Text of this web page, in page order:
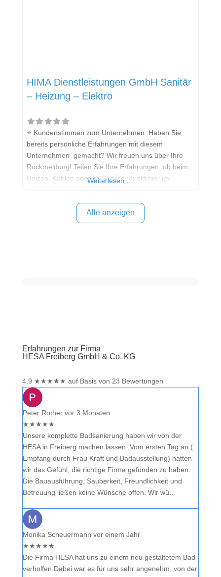
HIMA Dienstleistungen GmbH Sanitär
– Heizung – Elektro
⭐ Kundenstimmen zum Unternehmen Haben Sie
bereits persönliche Erfahrungen mit diesem
Unternehmen gemacht? Wir freuen uns über Ihre
Rückmeldung! Teilen Sie Ihre Erfahrungen, ob beim
Heizen, Kühlen oder im Service, direkt hier im
Sollten Sie eine kritische Meinung äußern, so geben
Sie diese bitte mit konkreten Details an und bleiben
Weiterlesen …
Alle anzeigen
Erfahrungen zur Firma
HESA Freiberg GmbH & Co. KG
4,9 ★★★★★ auf Basis von 23 Bewertungen
Peter Rother vor 3 Monaten
★★★★★
Unsere komplette Badsanierung haben wir von der
HESA in Freiberg machen lassen. Vom ersten Tag an (
Empfang durch Frau Kraft und Badausstellung) hatten
wir das Gefühl, die richtige Firma gefunden zu haben.
Die Bauausführung, Sauberkeit, Freundlichkeit und
Betreuung ließen keine Wünsche offen. Wir wü…
Monika Scheuermann vor einem Jahr
★★★★★
Die Firma HESA hat uns zu einem neu gestaltetem Bad
verholfen.Dabei war es für uns sehr angenehm, von der